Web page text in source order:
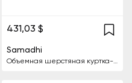
431,03 $
Samadhi
Объемная шерстяная куртка-пальто с кашемировой отделкой